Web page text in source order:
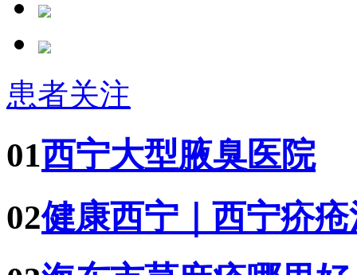
患者关注
01西宁大型腋臭医院
02健康西宁｜西宁疥